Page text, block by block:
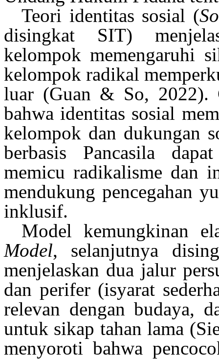
Teori identitas sosial (
disingkat SIT)
kelompok memengaruhi
kelompok radikal
luar (Guan & So, 2022).
bahwa identitas sosial
kelompok dan dukungan
berbasis Pancasila dapat
memicu radikalisme dan
mendukung pencegahan
inklusif.
Model kemungkinan
Model, selanjutnya
menjelaskan dua jalur
dan perifer(isyarat
relevan dengan budaya,
untuk sikap tahan lama
menyoroti bahwa